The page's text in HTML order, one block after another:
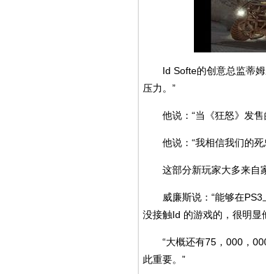
Id Softe的创意总监蒂姆
压力。”
他说：“当《狂怒》发售
他说：“我相信我们的死
这部分新玩家大多来自家
威廉斯说：“能够在PS3
没接触Id 的游戏的，很明显
“大概还有75，000，000
此重要。”